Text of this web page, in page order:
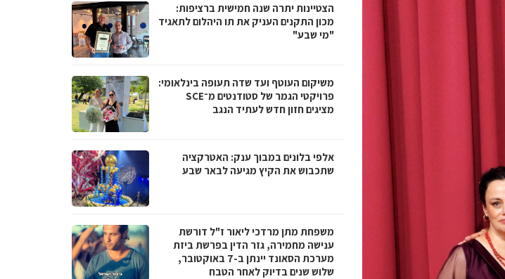
הצטיינות יתרה שנה חמישית ברציפות:
מכון התקנים העניק את תו היהלום לתאגיד
"מי שבע"
משיקום העוטף ועד שדה תעופה בינלאומי:
פרויקטי הגמר של סטודנטים מ־SCE
מציגים חזון חדש לעתיד הנגב
אלפי בלונים במבוך ענק: האטרקציה
שתכבוש את הקיץ מגיעה לבאר שבע
משפחת מתן מרדכי ליאור ז"ל דורשת
ענישה מחמירה, גזר הדין בפרשת ביזת
מערכת הסאונד יינתן ב-7 באוקטובר,
שלוש שנים בדיוק לאחר הטבח